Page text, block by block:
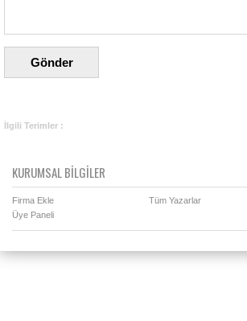
İlgili Terimler :
KURUMSAL BİLGİLER
Firma Ekle
Tüm Yazarlar
Üye Paneli